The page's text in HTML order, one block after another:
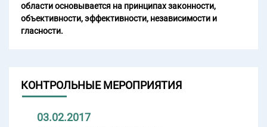
области основывается на принципах законности,
объективности, эффективности, независимости и
гласности.
КОНТРОЛЬНЫЕ МЕРОПРИЯТИЯ
03.02.2017